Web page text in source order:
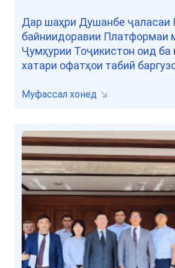
Дар шаҳри Душанбе ҷаласаи
байниидоравии Платформаи
Ҷумҳурии Тоҷикистон оид ба
хатари офатҳои табиӣ
Муфассал хонед